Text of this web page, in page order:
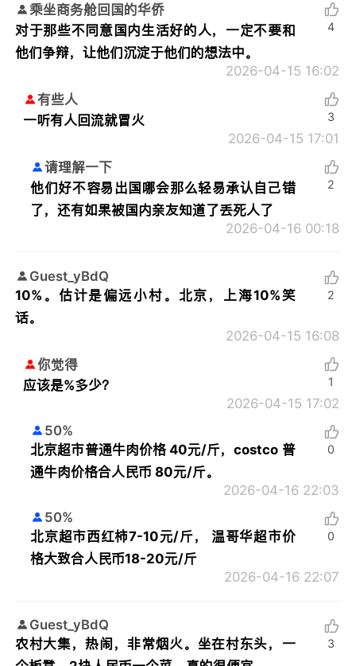
乘坐商务舱回国的华侨
对于那些不同意国内生活好的人，一定不要和
他们争辩，让他们沉淀于他们的想法中。
2026-04-15 16:02
4
有些人
一听有人回流就冒火
2026-04-15 17:01
3
请理解一下
他们好不容易出国哪会那么轻易承认自己错
了，还有如果被国内亲友知道了丢死人了
2026-04-16 00:18
2
Guest_yBdQ
10%。估计是偏远小村。北京，上海10%笑
话。
2026-04-15 16:08
2
你觉得
应该是%多少？
2026-04-15 17:02
1
50%
北京超市普通牛肉价格 40元/斤，costco 普
通牛肉价格合人民币 80元/斤。
2026-04-16 22:03
0
50%
北京超市西红柿7-10元/斤， 温哥华超市价
格大致合人民币18-20元/斤
2026-04-16 22:07
0
Guest_yBdQ
农村大集，热闹，非常烟火。坐在村东头，一
3